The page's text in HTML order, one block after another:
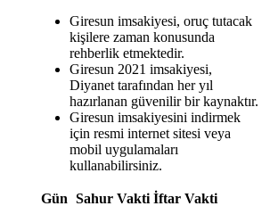
Giresun imsakiyesi, oruç tutacak
kişilere zaman konusunda
rehberlik etmektedir.
Giresun 2021 imsakiyesi,
Diyanet tarafından her yıl
hazırlanan güvenilir bir kaynaktır.
Giresun imsakiyesini indirmek
için resmi internet sitesi veya
mobil uygulamaları
kullanabilirsiniz.
Gün Sahur Vakti İftar Vakti